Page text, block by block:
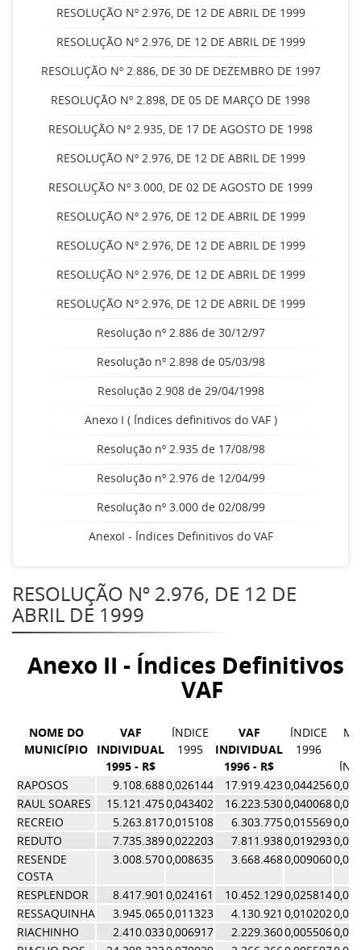
RESOLUÇÃO Nº 2.976, DE 12 DE ABRIL DE 1999
RESOLUÇÃO Nº 2.976, DE 12 DE ABRIL DE 1999
RESOLUÇÃO Nº 2.886, DE 30 DE DEZEMBRO DE 1997
RESOLUÇÃO Nº 2.898, DE 05 DE MARÇO DE 1998
RESOLUÇÃO Nº 2.935, DE 17 DE AGOSTO DE 1998
RESOLUÇÃO Nº 2.976, DE 12 DE ABRIL DE 1999
RESOLUÇÃO Nº 3.000, DE 02 DE AGOSTO DE 1999
RESOLUÇÃO Nº 2.976, DE 12 DE ABRIL DE 1999
RESOLUÇÃO Nº 2.976, DE 12 DE ABRIL DE 1999
RESOLUÇÃO Nº 2.976, DE 12 DE ABRIL DE 1999
RESOLUÇÃO Nº 2.976, DE 12 DE ABRIL DE 1999
Resolução nº 2.886 de 30/12/97
Resolução nº 2.898 de 05/03/98
Resolução 2.908 de 29/04/1998
Anexo I ( Índices definitivos do VAF )
Resolução nº 2.935 de 17/08/98
Resolução nº 2.976 de 12/04/99
Resolução nº 3.000 de 02/08/99
AnexoI - Índices Definitivos do VAF
RESOLUÇÃO Nº 2.976, DE 12 DE
ABRIL DE 1999
Anexo II - Índices Definitivos
VAF
NOME DO
MUNICÍPIO
VAF
INDIVIDUAL
1995 - R$
ÍNDICE
1995
VAF
INDIVIDUAL
1996 - R$
ÍNDICE
1996
RAPOSOS
9.108.6880,026144 17.919.4230,044256
RAUL SOARES
15.121.4750,043402 16.223.5300,040068
RECREIO
5.263.8170,015108 6.303.7750,015569
REDUTO
7.735.3890,022203 7.811.9380,019293
RESENDE
COSTA
3.008.5700,008635 3.668.4680,009060
RESPLENDOR 8.417.901 0,024161 10.452.1290,025814
RESSAQUINHA
3.945.0650,011323 4.130.921 0,010202
RIACHINHO
2.410.0330,006917 2.229.3600,005506